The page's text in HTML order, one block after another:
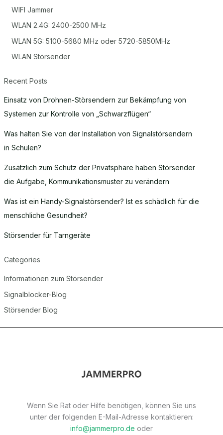
WIFI Jammer
WLAN 2.4G: 2400-2500 MHz
WLAN 5G: 5100-5680 MHz oder 5720-5850MHz
WLAN Störsender
Recent Posts
Einsatz von Drohnen-Störsendern zur Bekämpfung von
Systemen zur Kontrolle von „Schwarzflügen“
Was halten Sie von der Installation von Signalstörsendern
in Schulen?
Zusätzlich zum Schutz der Privatsphäre haben Störsender
die Aufgabe, Kommunikationsmuster zu verändern
Was ist ein Handy-Signalstörsender? Ist es schädlich für die
menschliche Gesundheit?
Störsender für Tarngeräte
Categories
Informationen zum Störsender
Signalblocker-Blog
Störsender Blog
Wenn Sie Rat oder Hilfe benötigen, können Sie uns
unter der folgenden E-Mail-Adresse kontaktieren:
info@jammerpro.de oder